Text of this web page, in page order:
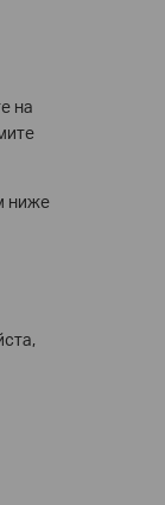
на
ниже